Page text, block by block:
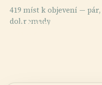
419 míst k objevení —
dohromady.
PLACE
Akasaka